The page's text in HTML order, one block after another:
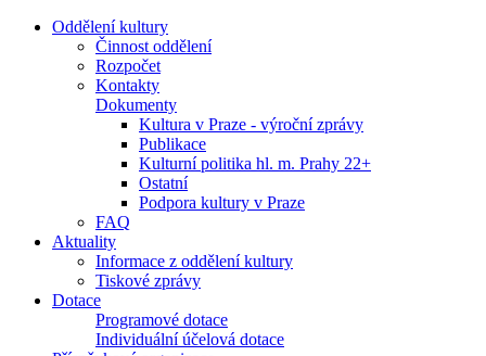
Oddělení kultury
Činnost oddělení
Rozpočet
Kontakty
Dokumenty
Kultura v Praze - výroční zprávy
Publikace
Kulturní politika hl. m. Prahy 22+
Ostatní
Podpora kultury v Praze
FAQ
Aktuality
Informace z oddělení kultury
Tiskové zprávy
Dotace
Programové dotace
Individuální účelová dotace